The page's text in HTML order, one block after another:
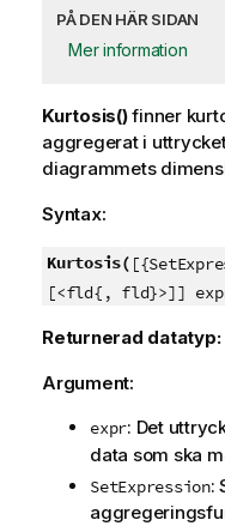
PÅ DEN HÄR SIDAN
Mer information
Kurtosis()finner
aggregerat i
diagrammets
Syntax:
Kurtosis(
[<fld{, fld}>]]
Returnerad datatyp:
Argument:
expr: Det
data som ska
SetExpression: